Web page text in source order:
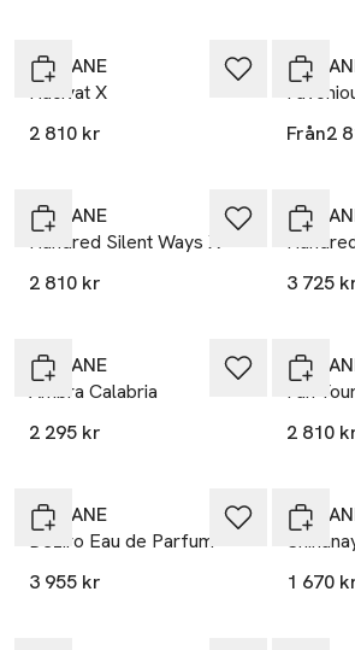
NISHANE
Hacivat X
2 810 kr
Från2
NISHANE
Hundred Silent Ways X
2 810 kr
3 725
NISHANE
Ambra Calabria
2 295 kr
Fan
2 810
NISHANE
Deziro Eau de Parfum
3 955 kr
1 670